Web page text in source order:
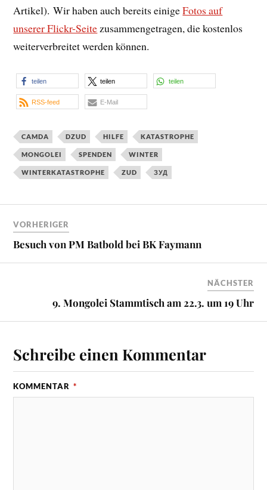
Artikel). Wir haben auch bereits einigeFotos auf
unserer Flickr-Seite zusammengetragen, die kostenlos
weiterverbreitet werden können.
teilen teilen teilen
RSS-feed E-Mail
CAMDA DZUD HILFE KATASTROPHE
MONGOLEI SPENDEN WINTER
WINTERKATASTROPHE ZUD ЗУД
VORHERIGER
Besuch von PM Batbold bei BK Faymann
NÄCHSTER
9. Mongolei Stammtisch am 22.3. um 19 Uhr
Schreibe einen Kommentar
KOMMENTAR *